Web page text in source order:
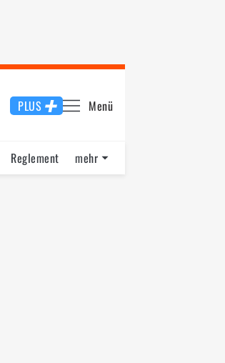
PLUS Menü
Reglement mehr